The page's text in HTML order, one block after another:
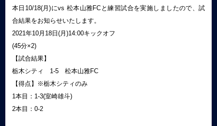
本日10/18(月)にvs 松本山雅FCと練習試合を実施しましたので、試
合結果をお知らせいたします。
2021年10月18日(月)14:00キックオフ
(45分×2)
【試合結果】
栃木シティ 1-5 松本山雅FC
【得点】※栃木シティのみ
1本目：1-3(室崎雄斗)
2本目：0-2